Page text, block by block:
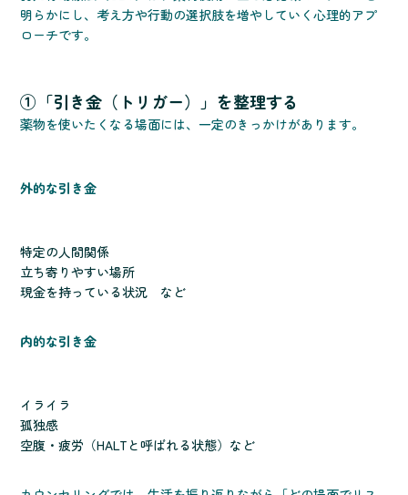
明らかにし、考え方や行動の選択肢を増やしていく心理的アプ
ローチです。
①「引き金（トリガー）」を整理する
薬物を使いたくなる場面には、一定のきっかけがあります。
外的な引き金
特定の人間関係
立ち寄りやすい場所
現金を持っている状況 など
内的な引き金
イライラ
孤独感
空腹・疲労（HALTと呼ばれる状態）など